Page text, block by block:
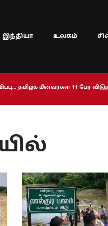
இந்தியா உலகம்
தமிழக மீனவர்கள் 11 பேர்